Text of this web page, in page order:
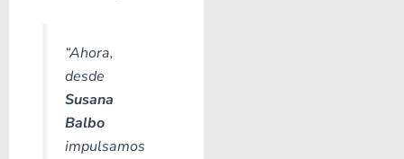
“Ahora,
desde
Susana
Balbo
impulsamos